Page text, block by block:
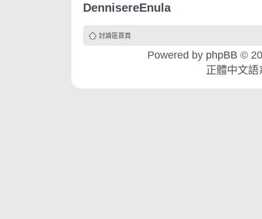
DennisereEnula
討論區首頁
Powered by phpBB ©
正體中文